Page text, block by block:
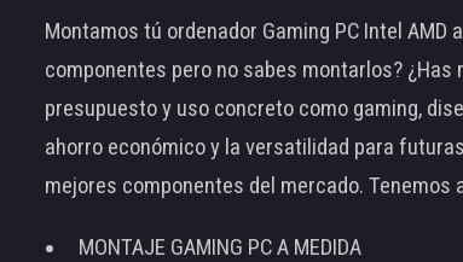
Montamos tú ordenador Gaming PC Intel
componentes pero no sabes montarlos?
presupuesto y uso concreto como gaming,
ahorro económico y la versatilidad para
mejores componentes del mercado. Tenemos
MONTAJE GAMING PC A MEDIDA